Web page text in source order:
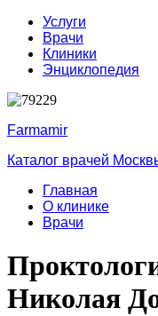
Услуги
Врачи
Клиники
Энциклопедия
Farmamir
Каталог врачей
Главная
О клинике
Врачи
Николая